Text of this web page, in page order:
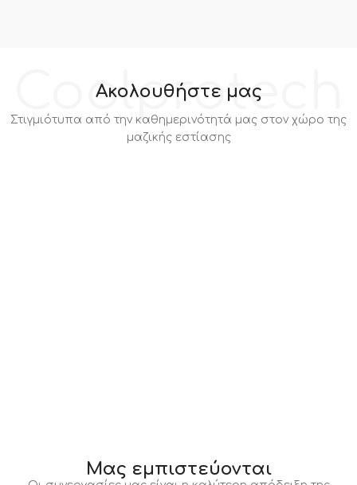
Coolprotech
Ακολουθήστε μας
Στιγμιότυπα από την καθημερινότητά μας στον χώρο της
μαζικής εστίασης
Μας εμπιστεύονται